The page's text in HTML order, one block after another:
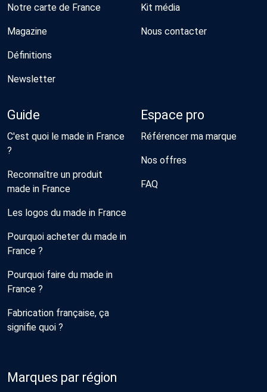
Notre carte de France
Magazine
Définitions
Newsletter
Kit média
Nous contacter
Guide
C'est quoi le made in France
?
Reconnaître un produit
made in France
Les logos du made in France
Pourquoi acheter du made in
France ?
Pourquoi faire du made in
France ?
Fabrication française, ça
signifie quoi ?
Espace pro
Référencer ma marque
Nos offres
FAQ
Marques par région